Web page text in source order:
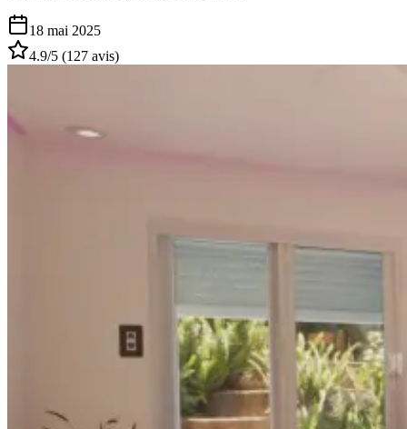
18 mai 2025
4.9/5 (127 avis)